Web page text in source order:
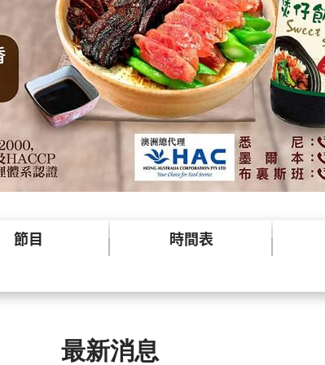
節目 時間表
最新消息